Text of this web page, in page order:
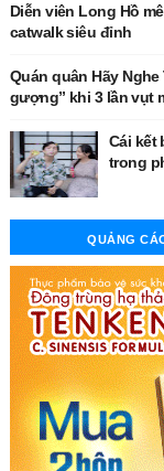
Diễn viên Long Hồ
catwalk siêu đỉnh
Quán quân Hãy
gượng” khi 3 lần vụt
Cái kết
trong
QUẢNG